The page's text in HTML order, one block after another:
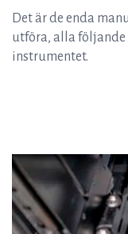
Det är de enda
utföra, alla följande
instrumentet.